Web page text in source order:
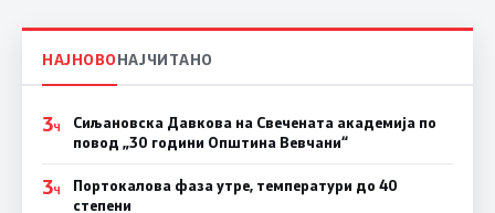
НАЈНОВОНАЈЧИТАНО
3Ч
Сиљановска Давкова на Свечената академија по
повод „30 години Општина Вевчани“
3Ч
Портокалова фаза утре, температури до 40
степени